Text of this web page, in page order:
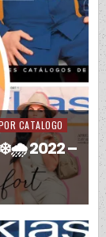
CATALOGO
❄️🌧️ 2022 –